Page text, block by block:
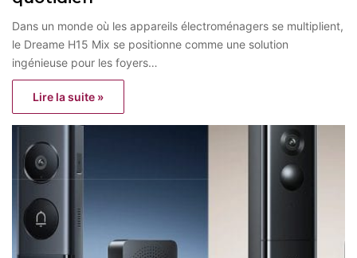
Dans un monde où les appareils électroménagers se multiplient,
le Dreame H15 Mix se positionne comme une solution
ingénieuse pour les foyers…
Lire la suite »